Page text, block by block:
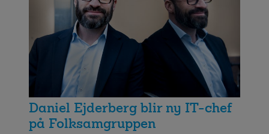
Daniel Ejderberg blir ny IT-chef
på Folksamgruppen